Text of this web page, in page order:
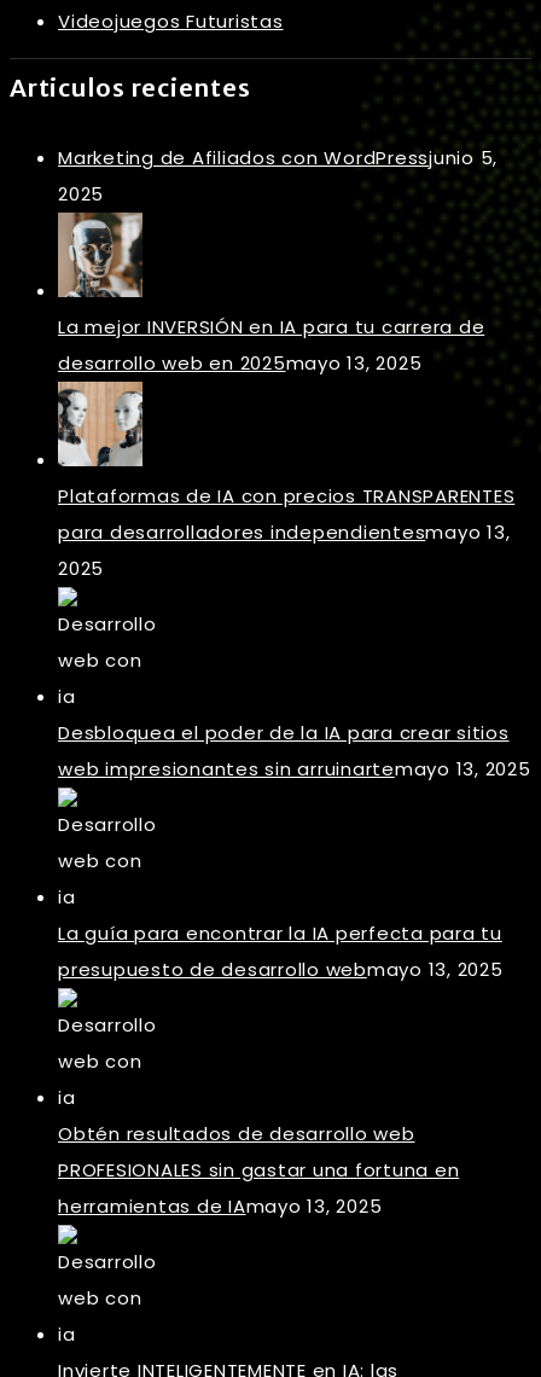
Videojuegos Futuristas
Articulos recientes
Marketing de Afiliados con WordPressjunio 5,
2025
La mejor INVERSIÓN en IA para tu carrera de
desarrollo web en 2025mayo 13, 2025
Plataformas de IA con precios TRANSPARENTES
para desarrolladores independientesmayo 13,
2025
Desbloquea el poder de la IA para crear sitios
web impresionantes sin arruinartemayo 13, 2025
La guía para encontrar la IA perfecta para tu
presupuesto de desarrollo webmayo 13, 2025
Obtén resultados de desarrollo web
PROFESIONALES sin gastar una fortuna en
herramientas de IAmayo 13, 2025
Invierte INTELIGENTEMENTE en IA: las